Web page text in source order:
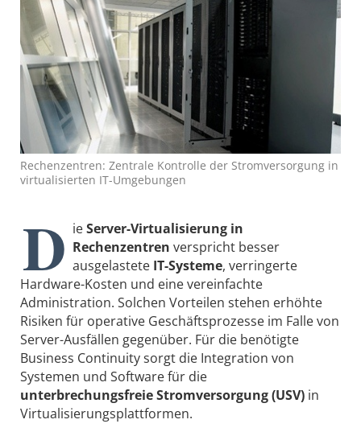
Rechenzentren: Zentrale Kontrolle der Stromversorgung in
virtualisierten IT-Umgebungen
D ieServer-Virtualisierung in
Rechenzentren verspricht besser
ausgelastete IT-Systeme, verringerte
Hardware-Kosten und eine vereinfachte
Administration. Solchen Vorteilen stehen erhöhte
Risiken für operative Ge­schäftsprozesse im Falle von
Server-Ausfällen gegenüber. Für die benötigte
Business Continuity sorgt die Integration von
Systemen und Software für die
unterbrechungsfreie Stromversorgung (USV) in
Virtualisierungsplattformen.